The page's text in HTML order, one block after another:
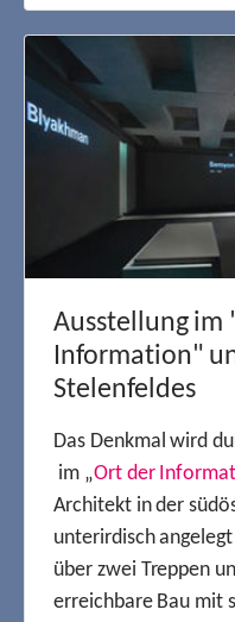
Ausstellung im
Information"
Stelenfeldes
Das Denkmal wird
im „Ort der
Architekt in der
unterirdisch
über zwei Treppen
erreichbare Bau mit